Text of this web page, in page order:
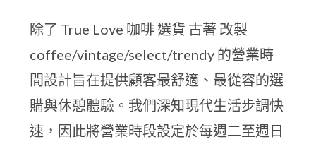
除了 True Love 咖啡 選貨 古著 改製
coffee/vintage/select/trendy 的營業時
間設計旨在提供顧客最舒適、最從容的選
購與休憩體驗。我們深知現代生活步調快
速，因此將營業時段設定於每週二至週日